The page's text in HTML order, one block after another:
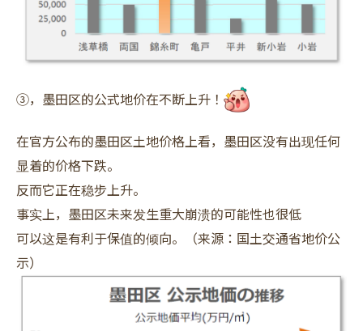
③，墨田区的公式地价在不断上升！
在官方公布的墨田区土地价格上看，墨田区没有出现任何
显着的价格下跌。
反而它正在稳步上升。
事实上，墨田区未来发生重大崩溃的可能性也很低
可以这是有利于保值的倾向。（来源：国土交通省地价公
示）